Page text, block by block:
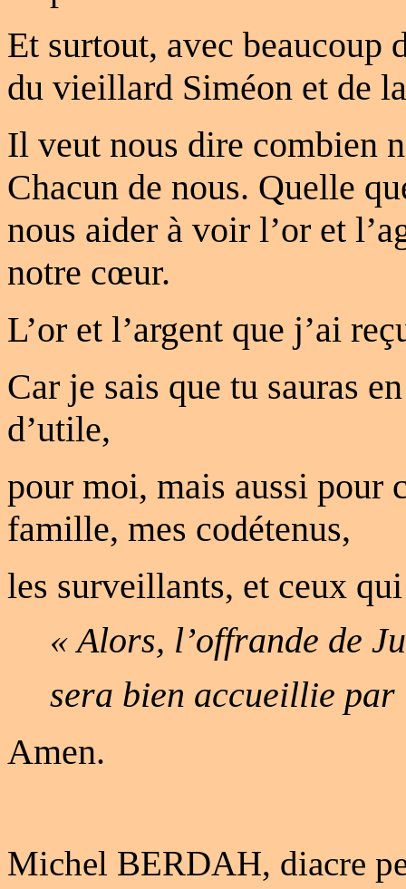
Et surtout, avec beaucoup
du vieillard Siméon et de
Il veut nous dire combien
Chacun de nous. Quelle
nous aider à voir l’or et
notre cœur.
L’or et l’argent que j’ai
Car je sais que tu sauras
d’utile,
pour moi, mais aussi pour
famille, mes codétenus,
les surveillants, et ceux
« Alors, l’offrande de
sera bien accueillie par
Amen.
Michel BERDAH, diacre